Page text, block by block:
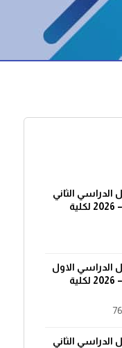
الدراسي الثاني
للعام الجامعي 2025– 2026 لكلية
الدراسي الاول
للعام الجامعي 2025– 2026 لكلية
الدراسي الثاني